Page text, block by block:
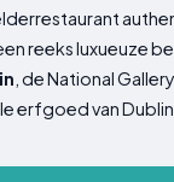
reeks luxueuze
, de National
erfgoed van Dublin.